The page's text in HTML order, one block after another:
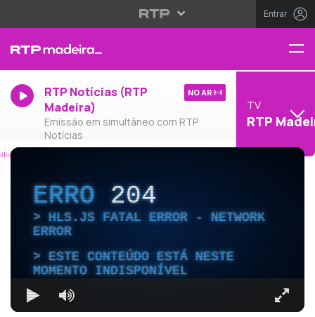
Entrar
RTP Notícias (RTP
Madeira)
Emissão em simultâneo com RTP
Notícias
NO AR
TV
RTP
ERRO204
HLS.JS FATAL ERROR - NETWORK
ERROR
ESTE CONTEÚDO ESTÁ NESTE
MOMENTO INDISPONÍVEL